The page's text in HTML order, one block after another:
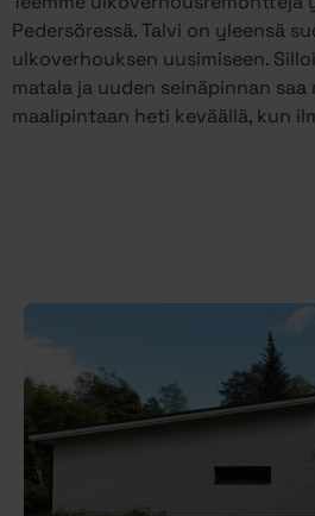
Pedersöressä. Talvi on yleensä
ulkoverhouksen uusimiseen.
matala ja uuden seinäpinnan
maalipintaan heti keväällä, kun